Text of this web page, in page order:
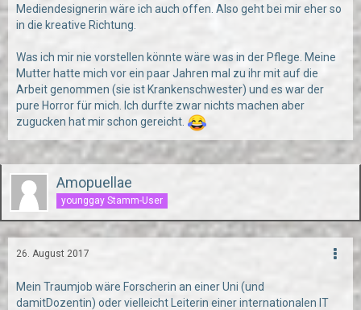
Mediendesignerin wäre ich auch offen. Also geht bei mir eher so
in die kreative Richtung.
Was ich mir nie vorstellen könnte wäre was in der Pflege. Meine
Mutter hatte mich vor ein paar Jahren mal zu ihr mit auf die
Arbeit genommen (sie ist Krankenschwester) und es war der
pure Horror für mich. Ich durfte zwar nichts machen aber
zugucken hat mir schon gereicht.
Amopuellae
younggay Stamm-User
26. August 2017
Mein Traumjob wäre Forscherin an einer Uni (und
damitDozentin) oder vielleicht Leiterin einer internationalen IT